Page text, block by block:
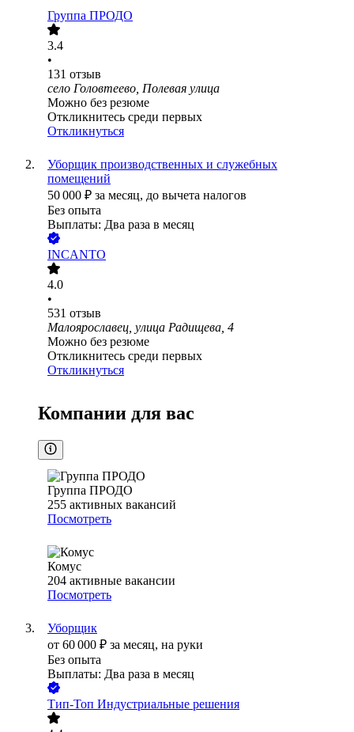
Группа ПРОДО
3.4
•
131 отзыв
село Головтеево, Полевая улица
Можно без резюме
Откликнитесь среди первых
Откликнуться
Уборщик производственных и служебных
помещений
50 000 ₽ за месяц, до вычета налогов
Без опыта
Выплаты: Два раза в месяц
INCANTO
4.0
•
531 отзыв
Малоярославец, улица Радищева, 4
Можно без резюме
Откликнитесь среди первых
Откликнуться
Компании для вас
Группа ПРОДО
255 активных вакансий
Посмотреть
Комус
204 активные вакансии
Посмотреть
Уборщик
от 60 000 ₽ за месяц, на руки
Без опыта
Выплаты: Два раза в месяц
Тип-Топ Индустриальные решения